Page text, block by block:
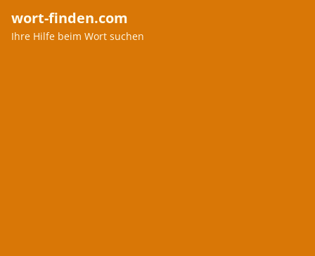
wort-finden.com
Ihre Hilfe beim Wort suchen